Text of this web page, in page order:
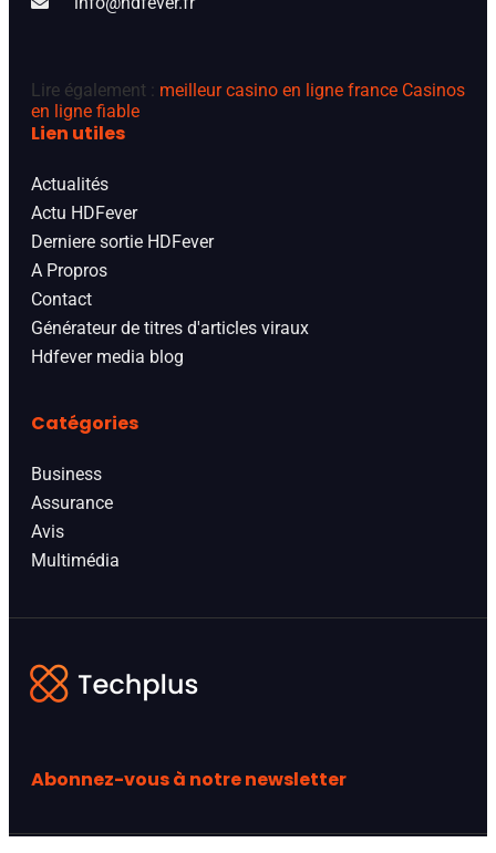
Lire également : meilleur casino en ligne france Casinos
en ligne fiable
Lien utiles
Actualités
Actu HDFever
Derniere sortie HDFever
A Propros
Contact
Générateur de titres d'articles viraux
Hdfever media blog
Catégories
Business
Assurance
Avis
Multimédia
Abonnez-vous à notre newsletter